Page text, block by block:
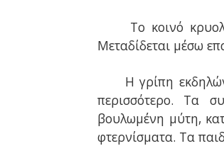
Το κοινό
Μεταδίδεται μέσω
Η γρίπη
περισσότερο. Τα
βουλωμένη μύτη,
φτερνίσματα. Τα